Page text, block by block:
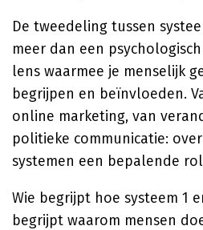
De tweedeling tussen
meer dan een
lens waarmee je menselijk
begrijpen en beïnvloeden.
online marketing, van
politieke communicatie:
systemen een bepalende
Wie begrijpt hoe systeem 1
begrijpt waarom mensen